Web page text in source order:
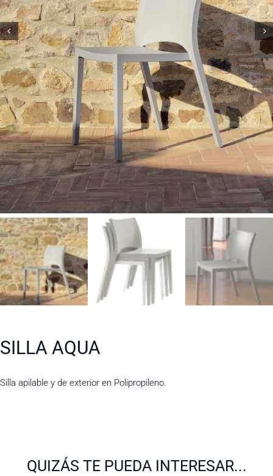
SILLA AQUA
Silla apilable y de exterior en Polipropileno.
QUIZÁS TE PUEDA INTERESAR...